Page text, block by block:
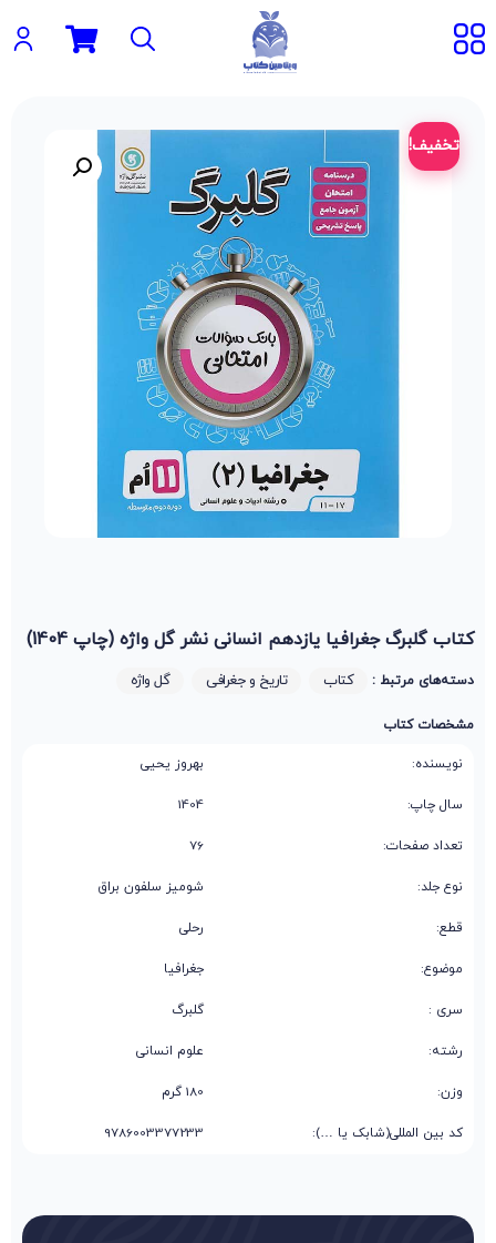
تخفیف!
کتاب گلبرگ جغرافیا یازدهم انسانی نشر گل واژه (چاپ 1404)
دسته‌های مرتبط : کتاب تاریخ و جغرافی گل واژه
مشخصات کتاب
نویسنده: بهروز یحیی
سال چاپ: 1404
تعداد صفحات: 76
نوع جلد: شومیز سلفون براق
قطع: رحلی
موضوع: جغرافیا
سری : گلبرگ
رشته: علوم انسانی
وزن: 180 گرم
کد بین المللی(شابک یا …): 9786003377233